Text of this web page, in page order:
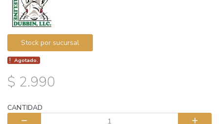
Stock por sucursal
Agotado.
$ 2.990
CANTIDAD